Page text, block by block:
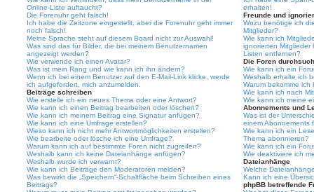
Online-Liste auftaucht?
Die Forenuhr geht falsch!
Ich habe die Zeitzone eingestellt, aber die Forenuhr geht immer
noch falsch!
Meine Sprache steht auf diesem Board nicht zur Auswahl!
Was sind das für Bilder, die bei meinem Benutzernamen
angezeigt werden?
Wie verwende ich einen Avatar?
Was ist mein Rang und wie kann ich ihn ändern?
Wenn ich bei einem Benutzer auf den E-Mail-Link klicke, werde
ich aufgefordert, mich anzumelden.
Beiträge schreiben
Wie erstelle ich ein neues Thema oder eine Antwort?
Wie kann ich einen Beitrag bearbeiten oder löschen?
Wie kann ich meinem Beitrag eine Signatur anfügen?
Wie kann ich eine Umfrage erstellen?
Wieso kann ich nicht mehr Antwortmöglichkeiten erstellen?
Wie bearbeite oder lösche ich eine Umfrage?
Warum kann ich auf bestimmte Foren nicht zugreifen?
Weshalb kann ich keine Dateianhänge anfügen?
Weshalb wurde ich verwarnt?
Wie kann ich Beiträge den Moderatoren melden?
Was bewirkt die „Speichern“-Schaltfläche beim Schreiben eines
Beitrags?
erhalten!
Freunde und
Wozu benötige ich
Mitglieder?
Wie kann ich
ignorierten
Listen entfernen?
Die Foren
Wie kann ich ein
Weshalb erhalte ich
Warum bekomme
Wie kann ich nach
Wie kann ich meine
Abonnements und
Was ist der
einem Abonnements
Wie kann ich ein
Thema abonnieren?
Wie kann ich ein
Wie deaktiviere ich
Dateianhänge
Welche
Kann ich eine
phpBB betreffende